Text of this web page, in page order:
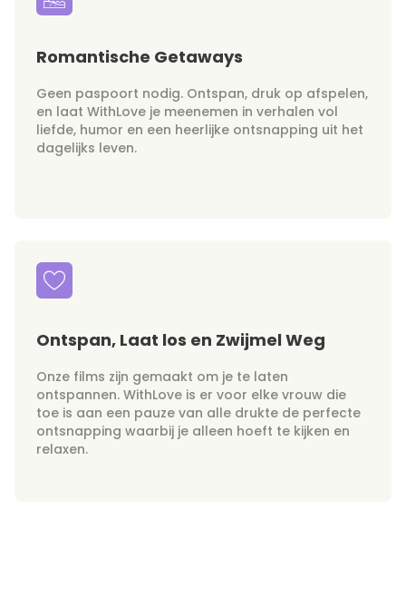
Romantische Getaways
Geen paspoort nodig. Ontspan, druk op afspelen,
en laat WithLove je meenemen in verhalen vol
liefde, humor en een heerlijke ontsnapping uit het
dagelijks leven.
Ontspan, Laat los en Zwijmel Weg
Onze films zijn gemaakt om je te laten
ontspannen. WithLove is er voor elke vrouw die
toe is aan een pauze van alle drukte de perfecte
ontsnapping waarbij je alleen hoeft te kijken en
relaxen.